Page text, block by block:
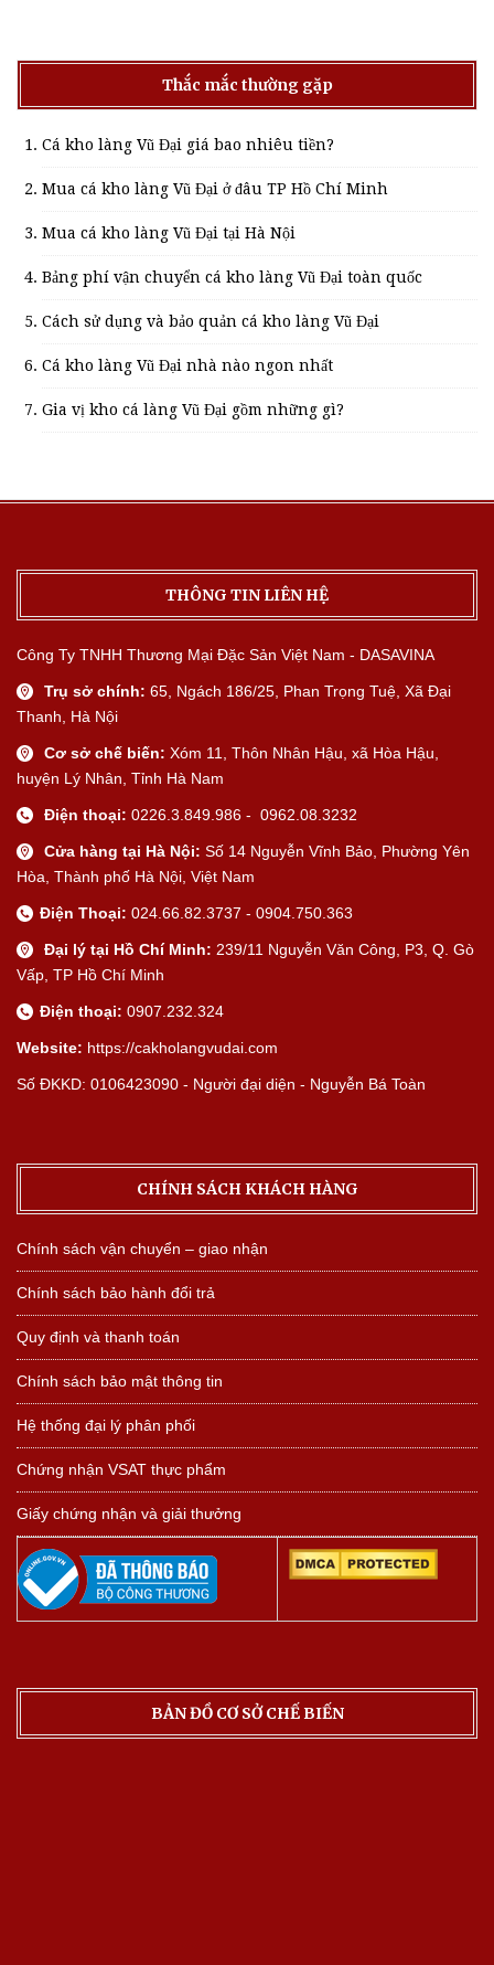
Thắc mắc thường gặp
Cá kho làng Vũ Đại giá bao nhiêu tiền?
Mua cá kho làng Vũ Đại ở đâu TP Hồ Chí Minh
Mua cá kho làng Vũ Đại tại Hà Nội
Bảng phí vận chuyển cá kho làng Vũ Đại toàn quốc
Cách sử dụng và bảo quản cá kho làng Vũ Đại
Cá kho làng Vũ Đại nhà nào ngon nhất
Gia vị kho cá làng Vũ Đại gồm những gì?
THÔNG TIN LIÊN HỆ
Công Ty TNHH Thương Mại Đặc Sản Việt Nam - DASAVINA
Trụ sở chính: 65, Ngách 186/25, Phan Trọng Tuệ, Xã Đại
Thanh, Hà Nội
Cơ sở chế biến: Xóm 11, Thôn Nhân Hậu, xã Hòa Hậu,
huyện Lý Nhân, Tỉnh Hà Nam
Điện thoại: 0226.3.849.986 - 0962.08.3232
Cửa hàng tại Hà Nội: Số 14 Nguyễn Vĩnh Bảo, Phường Yên
Hòa, Thành phố Hà Nội, Việt Nam
Điện Thoại: 024.66.82.3737 - 0904.750.363
Đại lý tại Hồ Chí Minh: 239/11 Nguyễn Văn Công, P3, Q. Gò
Vấp, TP Hồ Chí Minh
Điện thoại: 0907.232.324
Website: https://cakholangvudai.com
Số ĐKKD: 0106423090 - Người đại diện - Nguyễn Bá Toàn
CHÍNH SÁCH KHÁCH HÀNG
Chính sách vận chuyển – giao nhận
Chính sách bảo hành đổi trả
Quy định và thanh toán
Chính sách bảo mật thông tin
Hệ thống đại lý phân phối
Chứng nhận VSAT thực phẩm
Giấy chứng nhận và giải thưởng
BẢN ĐỒ CƠ SỞ CHẾ BIẾN